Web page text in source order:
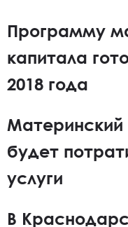
Программу
капитала
2018 года
будет
услуги
В